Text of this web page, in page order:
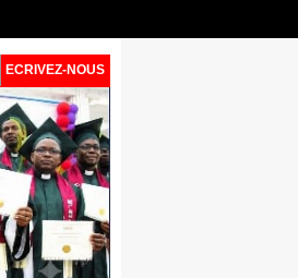
ECRIVEZ-NOUS